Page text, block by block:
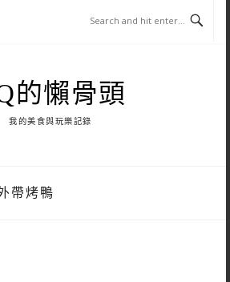
的懶骨頭
我的美食與玩樂記錄
帶烤鴨